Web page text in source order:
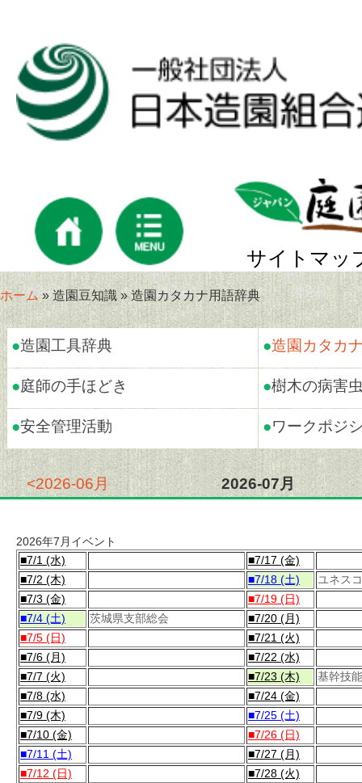
サイトマッ
ホーム» 造園豆知識 » 造園カタカナ用語辞典
●造園工具辞典 ●造園カタカ
●庭師の手ほどき ●樹木の病害
●安全管理活動 ●ワークポジ
<2026-06月 2026-07月
2026年7月イベント
■7/1 (水)
■7/17 (金)
■7/2 (木)
■7/18 (土)
ユネス
■7/3 (金)
■7/19 (日)
■7/4 (土)
茨城県支部総会
■7/20 (月)
■7/5 (日)
■7/21 (火)
■7/6 (月)
■7/22 (水)
■7/7 (火)
■7/23 (木)
基幹技
■7/8 (水)
■7/24 (金)
■7/9 (木)
■7/25 (土)
■7/10 (金)
■7/26 (日)
■7/11 (土)
■7/27 (月)
■7/12 (日)
■7/28 (火)